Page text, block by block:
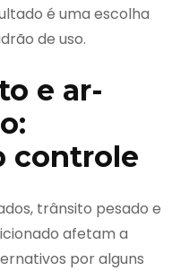
é uma escolha
de uso.
e ar-
controle
trânsito pesado e
afetam a
por alguns